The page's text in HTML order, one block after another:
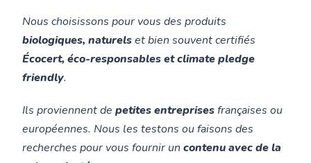
Nous choisissons pour vous des produits
biologiques, naturelset bien souvent certifiés
Écocert, éco-responsables et climate pledge
friendly.
Ils proviennent depetites entreprisesfrançaises ou
européennes. Nous les testons ou faisons des
recherches pour vous fournir uncontenu avec de la